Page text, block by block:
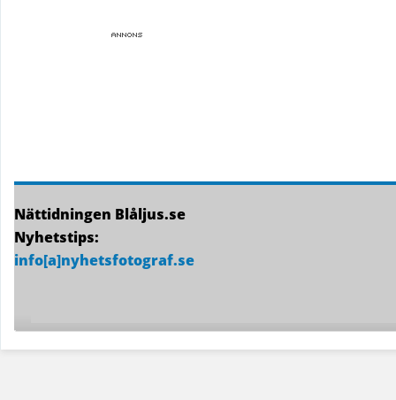
Nättidningen Blåljus.se
Nyhetstips:
info[a]nyhetsfotograf.se